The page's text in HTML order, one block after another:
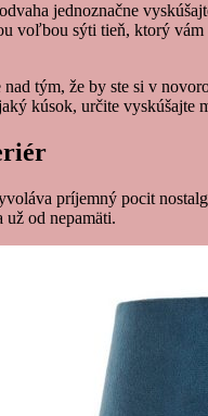
jednoznačne
voľbou sýti tieň, ktorý
nad tým, že by ste si v
kúsok, určite vyskúšajte
príjemný pocit
už od nepamäti.